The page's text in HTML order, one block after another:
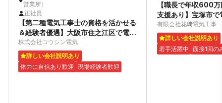
営業所）
正社員
【第二種電気工事士の資格を活かせる
＆経験者優遇】大阪市住之江区で電気
工事スタッフ募集！
株式会社コウシン電気
詳しい会社説明あり
体力に自信あり歓迎 現場経験者歓迎
【職長で年収600
支援あり】宝塚市
募集！
有限会社花﨑電気工事
詳しい会社説明あり
若手活躍中 面接1回の